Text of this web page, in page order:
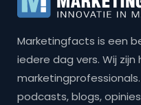
Marketingfacts is een
iedere dag vers. Wij
podcasts, blogs,